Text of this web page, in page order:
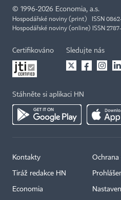
© 1996-2026 Economia, a.s.
Hospodářské noviny (print) ISSN
Hospodářské noviny (online) ISSN
Certifikováno Sledujte nás
Stáhněte si aplikaci HN
Kontakty
Tiráž redakce HN
Economia
Ochrana